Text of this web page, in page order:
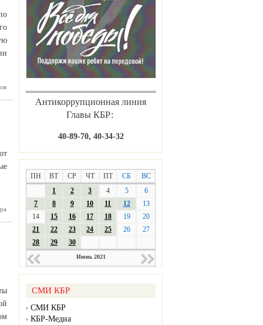
Антикоррупционная линия
Главы КБР:
40-89-70, 40-34-32
ПН ВТ СР ЧТ ПТ СБ
ВС
1
2 3 4 5
6
7
8 9 10 11 12
13
14
15 16 17 18 19
20
21
22 23 24 25 26
27
28
29 30
Июнь 2021
СМИ КБР
СМИ КБР
КБР-Медиа
КБР